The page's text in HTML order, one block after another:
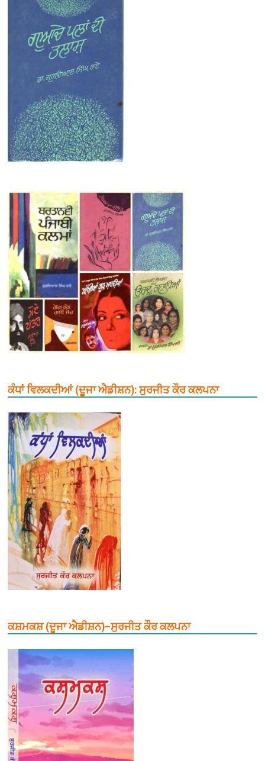
ਕੰਧਾਂ ਵਿਲਕਦੀਆਂ (ਦੂਜਾ ਐਡੀਸ਼ਨ): ਸੁਰਜੀਤ ਕੌਰ ਕਲਪਨਾ
ਕਸ਼ਮਕਸ਼ (ਦੂਜਾ ਐਡੀਸ਼ਨ)–ਸੁਰਜੀਤ ਕੌਰ ਕਲਪਨਾ